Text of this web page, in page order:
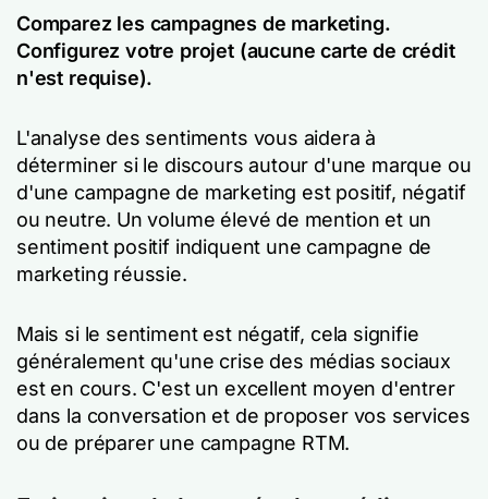
Comparez les campagnes de marketing.
Configurez votre projet (aucune carte de crédit
n'est requise).
L'analyse des sentiments vous aidera à
déterminer si le discours autour d'une marque ou
d'une campagne de marketing est positif, négatif
ou neutre. Un volume élevé de mention et un
sentiment positif indiquent une campagne de
marketing réussie.
Mais si le sentiment est négatif, cela signifie
généralement qu'une crise des médias sociaux
est en cours. C'est un excellent moyen d'entrer
dans la conversation et de proposer vos services
ou de préparer une campagne RTM.